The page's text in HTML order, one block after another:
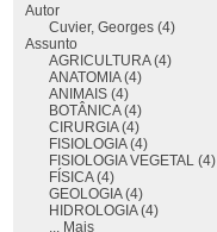
Autor
Cuvier, Georges (4)
Assunto
AGRICULTURA (4)
ANATOMIA (4)
ANIMAIS (4)
BOTÂNICA (4)
CIRURGIA (4)
FISIOLOGIA (4)
FISIOLOGIA VEGETAL (4)
FÍSICA (4)
GEOLOGIA (4)
HIDROLOGIA (4)
... Mais